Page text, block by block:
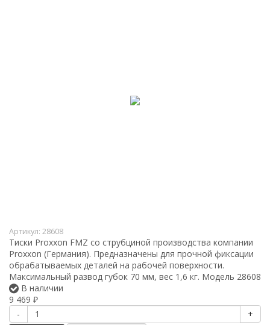
Артикул: 28608
Тиски Proxxon FMZ со струбциной производства компании
Proxxon (Германия). Предназначены для прочной фиксации
обрабатываемых деталей на рабочей поверхности.
Максимальный развод губок 70 мм, вес 1,6 кг. Модель 28608
В наличии
9 469 ₽
-
+